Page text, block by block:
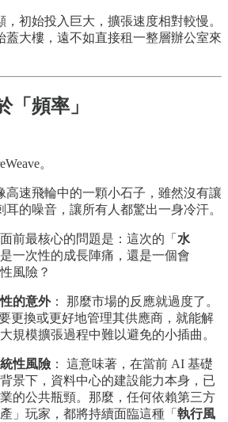
初始投入巨大，擴張速度相對較慢。
蓋大樓，遠不如直接租一整層辦公室來
「頻率」
。
高速飛輪中的一顆小石子，雖然沒有讓
的噪音，讓所有人都驚出一身冷汗。
前最核心的問題是：這次的「 水
是一次性的成長陣痛，還是一個會
風險？
的意外： 那麼市場的反應就過度了。
要更換或更好地管理其供應商，就能解
規模擴張過程中難以避免的小插曲。
性風險 ： 這意味著，在當前 AI 基礎
景下，資料中心的建設能力本身，已
的公共瓶頸。那麼，任何依賴第三方
」玩家，都將持續面臨這種「 執行風